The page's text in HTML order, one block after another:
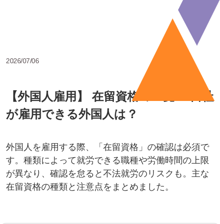
2026/07/06
【外国人雇用】 在留資格の一覧！ 自社
が雇用できる外国人は？
外国人を雇用する際、「在留資格」の確認は必須で
す。種類によって就労できる職種や労働時間の上限
が異なり、確認を怠ると不法就労のリスクも。主な
在留資格の種類と注意点をまとめました。